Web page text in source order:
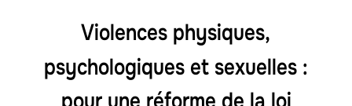
Violences physiques,
psychologiques et sexuelles :